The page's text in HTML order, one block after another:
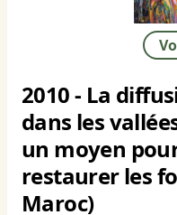
2010 - La
dans les
un moyen
restaurer les
Maroc)